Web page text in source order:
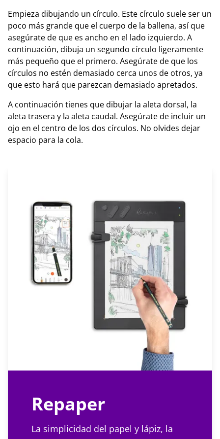
Empieza dibujando un círculo. Este círculo suele ser un
poco más grande que el cuerpo de la ballena, así que
asegúrate de que es ancho en el lado izquierdo. A
continuación, dibuja un segundo círculo ligeramente
más pequeño que el primero. Asegúrate de que los
círculos no estén demasiado cerca unos de otros, ya
que esto hará que parezcan demasiado apretados.
A continuación tienes que dibujar la aleta dorsal, la
aleta trasera y la aleta caudal. Asegúrate de incluir un
ojo en el centro de los dos círculos. No olvides dejar
espacio para la cola.
Repaper
La simplicidad del papel y lápiz, la